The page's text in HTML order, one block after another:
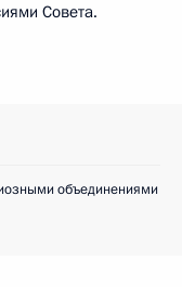
Совета.
объединениями